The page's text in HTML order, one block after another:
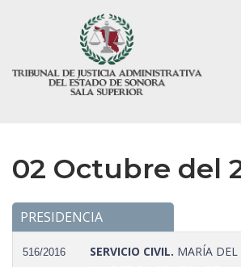
02 Octubre del
PRESIDENCIA
516/2016
SERVICIO CIVIL. MARÍA DEL